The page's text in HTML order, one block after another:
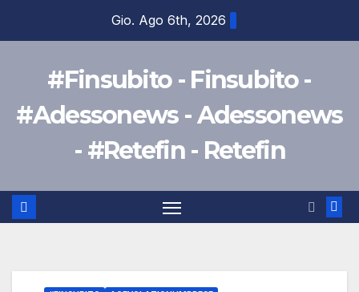
Gio. Ago 6th, 2026
#Finsubito - Finsubito -
#Adessonews - Adessonews
- #Retefin - Retefin